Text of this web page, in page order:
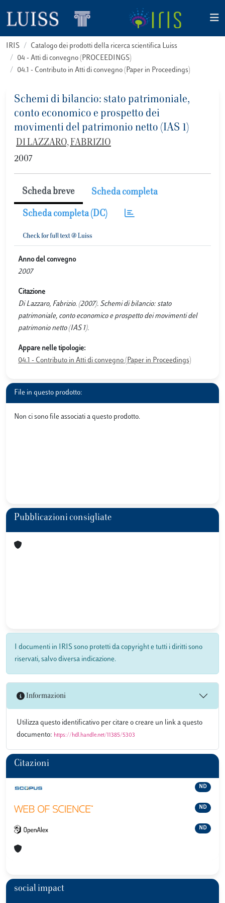
IRIS
Catalogo dei prodotti della ricerca scientifica Luiss
04 - Atti di convegno (PROCEEDINGS)
04.1 - Contributo in Atti di convegno (Paper in Proceedings)
Schemi di bilancio: stato patrimoniale,
conto economico e prospetto dei
movimenti del patrimonio netto (IAS 1)
DI LAZZARO, FABRIZIO
2007
Scheda breve Scheda completa
Scheda completa (DC)
Anno del convegno
2007
Citazione
Di Lazzaro, Fabrizio. (2007). Schemi di bilancio: stato
patrimoniale, conto economico e prospetto dei movimenti del
patrimonio netto (IAS 1).
Appare nelle tipologie:
04.1 - Contributo in Atti di convegno (Paper in Proceedings)
File in questo prodotto:
Non ci sono file associati a questo prodotto.
Pubblicazioni consigliate
I documenti in IRIS sono protetti da copyright e tutti i diritti sono
riservati, salvo diversa indicazione.
Informazioni
Utilizza questo identificativo per citare o creare un link a questo
documento: https://hdl.handle.net/11385/5303
Citazioni
ND
ND
ND
social impact